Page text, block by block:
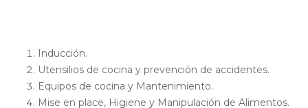
Inducción.
Utensilios de cocina y prevención de accidentes.
Equipos de cocina y Mantenimiento.
Mise en place, Higiene y Manipulación de Alimentos.